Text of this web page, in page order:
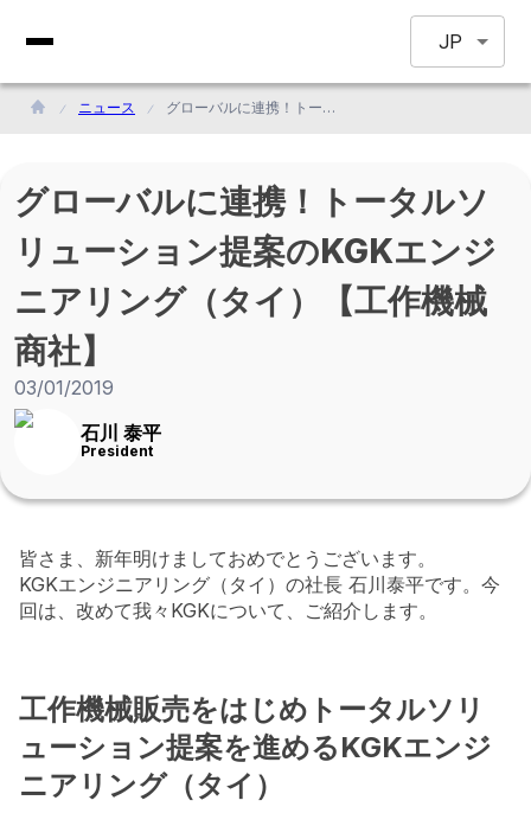
JP
ニュース グローバルに連携！トータルソリューション提案のKGKエンジニアリング（タイ）【工作機械商社】
グローバルに連携！トータルソ
リューション提案のKGKエンジ
ニアリング（タイ）【工作機械
商社】
03/01/2019
石川 泰平
President
皆さま、新年明けましておめでとうございます。
KGKエンジニアリング（タイ）の社長 石川泰平です。今
回は、改めて我々KGKについて、ご紹介します。
工作機械販売をはじめトータルソリ
ューション提案を進めるKGKエンジ
ニアリング（タイ）